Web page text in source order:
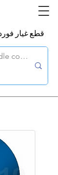
قطع غيار